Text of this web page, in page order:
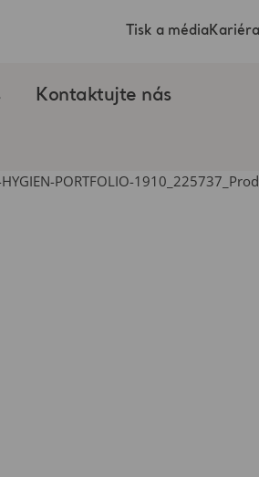
Kontaktujte nás
Tisk a médiaKariéra